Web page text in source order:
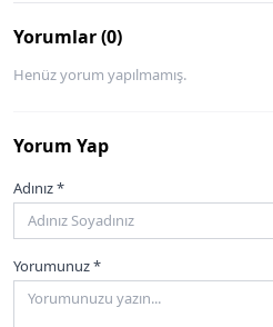
Yorumlar (0)
Henüz yorum yapılmamış.
Yorum Yap
Adınız *
Yorumunuz *